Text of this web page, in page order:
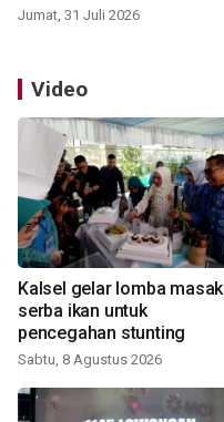
Jumat, 31 Juli 2026
Video
Kalsel gelar lomba masak
serba ikan untuk
pencegahan stunting
Sabtu, 8 Agustus 2026